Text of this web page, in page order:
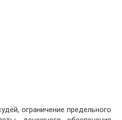
ограничение предельного